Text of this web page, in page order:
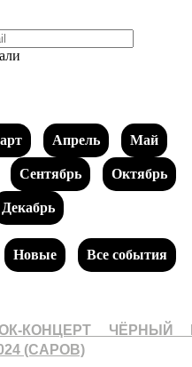
Апрель Май
Сентябрь Октябрь
Декабрь
Новые Все события
КОНЦЕРТ ЧЁРНЫЙ
(САРОВ)